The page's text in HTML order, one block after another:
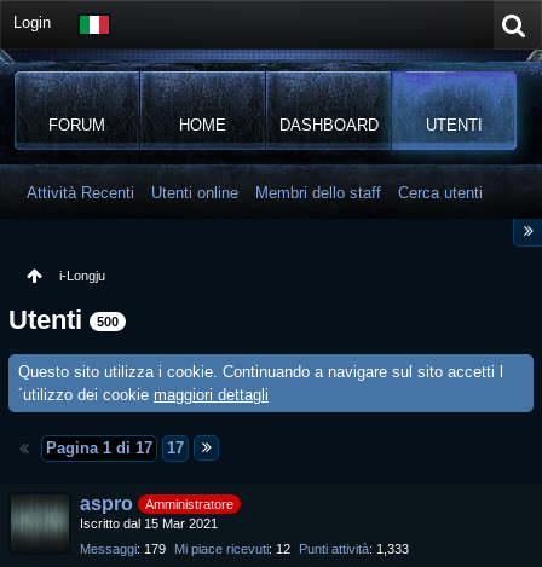
Login
FORUM HOME DASHBOARD UTENTI
Attività Recenti Utenti online Membri dello staff Cerca utenti
i-Longju
Utenti 500
Questo sito utilizza i cookie. Continuando a navigare sul sito accetti l
´utilizzo dei cookie maggiori dettagli
Pagina 1 di 17 17
aspro
Amministratore
Iscritto dal 15 Mar 2021
Messaggi 179 Mi piace ricevuti 12 Punti attività 1,333